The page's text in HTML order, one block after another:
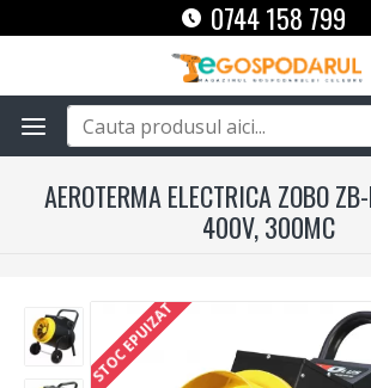
0744 158 799
AEROTERMA ELECTRICA ZOBO
400V, 300MC
STOC EPUIZAT